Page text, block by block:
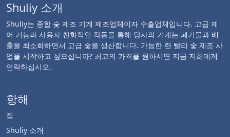
Shuliy 소개
Shuliy는 종합 숯 제조 기계 제조업체이자 수출업체입니다. 고급 제
어 기능과 사용자 친화적인 작동을 통해 당사의 기계는 폐기물과 배
출을 최소화하면서 고급 숯을 생산합니다. 가능한 한 빨리 숯 제조 사
업을 시작하고 싶으십니까? 최고의 가격을 원하시면 지금 저희에게
연락하십시오.
항해
집
Shuliy 소개